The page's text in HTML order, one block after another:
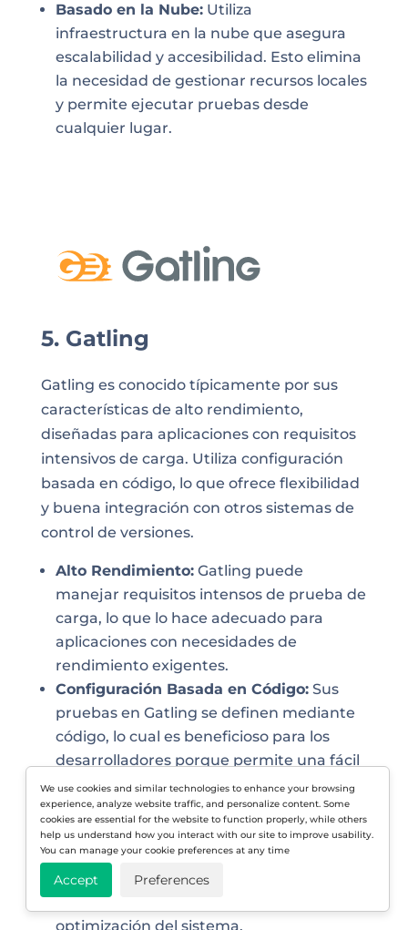
Basado en la Nube:Utiliza
infraestructura en la nube que asegura
escalabilidad y accesibilidad. Esto elimina
la necesidad de gestionar recursos locales
y permite ejecutar pruebas desde
cualquier lugar.
5. Gatling
Gatling es conocido típicamente por sus
características de alto rendimiento,
diseñadas para aplicaciones con requisitos
intensivos de carga. Utiliza configuración
basada en código, lo que ofrece flexibilidad
y buena integración con otros sistemas de
control de versiones.
Alto Rendimiento:Gatling puede
manejar requisitos intensos de prueba de
carga, lo que lo hace adecuado para
aplicaciones con necesidades de
rendimiento exigentes.
Configuración Basada en Código:Sus
pruebas en Gatling se definen mediante
código, lo cual es beneficioso para los
desarrolladores porque permite una fácil
integración con sistemas de control de
versiones.
Reportes Completos:Gatling ofrece
reportes detallados y visuales que ayudan
a identificar cuellos de botella y permiten
tomar decisiones informadas para la
optimización del sistema.
We use cookies and similar technologies to enhance your browsing
experience, analyze website traffic, and personalize content. Some
cookies are essential for the website to function properly, while others
help us understand how you interact with our site to improve usability.
You can manage your cookie preferences at any time
Accept Preferences